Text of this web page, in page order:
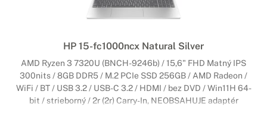
HP 15-fc1000ncx Natural Silver
AMD Ryzen 3 7320U (BNCH-9246b) / 15,6" FHD Matný IPS
300nits / 8GB DDR5 / M.2 PCIe SSD 256GB / AMD Radeon /
WiFi / BT / USB 3.2 / USB-C 3.2 / HDMI / bez DVD / Win11H 64-
bit / strieborný / 2r (2r) Carry-In, NEOBSAHUJE adaptér